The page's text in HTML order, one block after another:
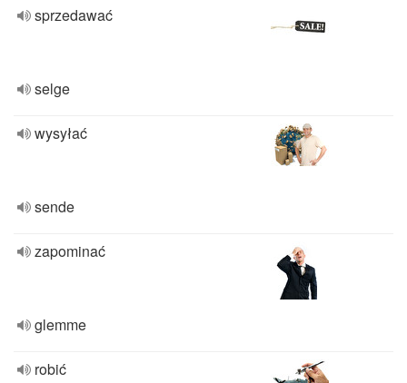
sprzedawać
selge
wysyłać
sende
zapominać
glemme
robić